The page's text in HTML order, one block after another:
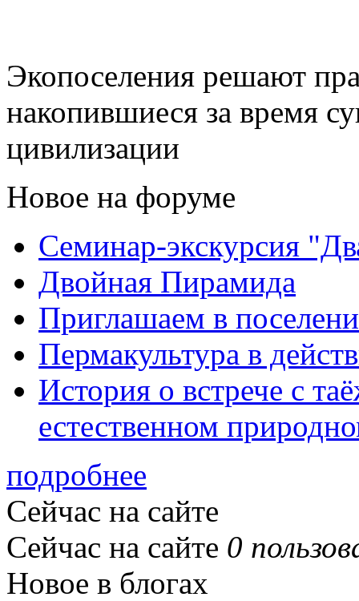
Экопоселения решают
накопившиеся за время
цивилизации
Новое на форуме
Семинар-экскурсия
Двойная Пирамида
Приглашаем в
Пермакультура в
История о встрече с
естественном
подробнее
Сейчас на сайте
Сейчас на сайте 0
Новое в блогах